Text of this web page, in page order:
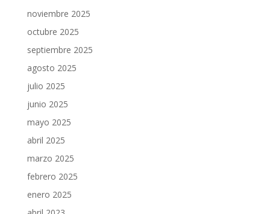
noviembre 2025
octubre 2025
septiembre 2025
agosto 2025
julio 2025
junio 2025
mayo 2025
abril 2025
marzo 2025
febrero 2025
enero 2025